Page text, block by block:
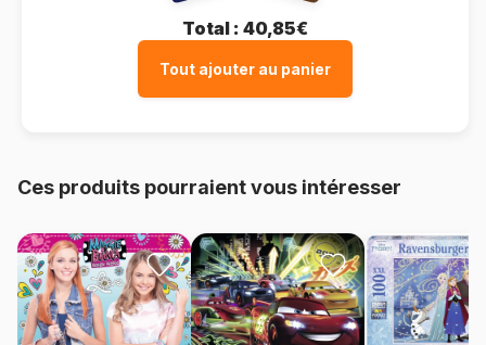
Total : 40,85€
Tout ajouter au panier
Ces produits pourraient vous intéresser